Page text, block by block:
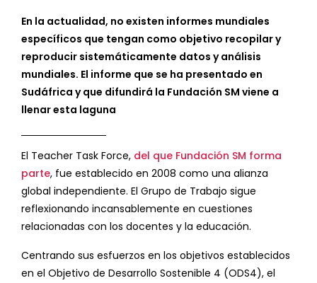
En la actualidad, no existen informes mundiales
específicos que tengan como objetivo recopilar y
reproducir sistemáticamente datos y análisis
mundiales. El informe que se ha presentado en
Sudáfrica y que difundirá la Fundación SM viene a
llenar esta laguna
El Teacher Task Force, del que Fundación SM forma
parte, fue establecido en 2008 como una alianza
global independiente. El Grupo de Trabajo sigue
reflexionando incansablemente en cuestiones
relacionadas con los docentes y la educación.
Centrando sus esfuerzos en los objetivos establecidos
en el Objetivo de Desarrollo Sostenible 4 (ODS4), el